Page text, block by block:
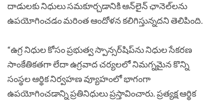
దాడులకు నిధులు సమకూర్చడానికి ఆన్‌లైన్ ఛానెల్‌లను
ఉపయోగించడం మరింత ఆందోళన కలిగిస్తున్నదని తెలిపింది.
“ఉగ్ర నిధుల కోసం ప్రభుత్వ స్పాన్సర్‌షిప్‌ను నిధుల సేకరణ
సాంకేతికతగా లేదా ఉగ్రవాద చర్యలలో నిమగ్నమైన కొన్ని
సంస్థల ఆర్థిక నిర్వహణ వ్యూహంలో భాగంగా
ఉపయోగించడాన్ని ప్రతినిధులు ప్రస్తావించారు. ప్రత్యక్ష ఆర్థిక